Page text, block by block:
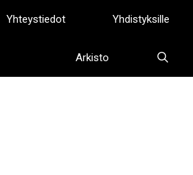
Yhteystiedot Yhdistyksille
Arkisto